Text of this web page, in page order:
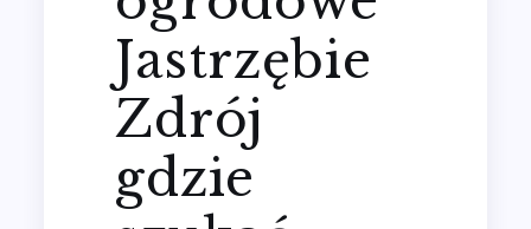
Jastrzębie
Zdrój
gdzie